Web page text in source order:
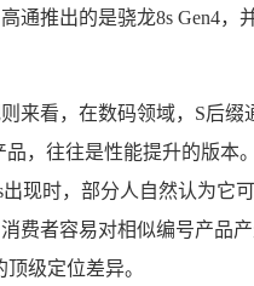
通推出的是骁龙8s Gen4
来看，在数码领域，S后
品，往往是性能提升的版本
现时，部分人自然认为它
费者容易对相似编号产品
级定位差异。